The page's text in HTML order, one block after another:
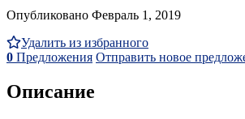
Опубликовано Февраль 1, 2019
Удалить из избранного
0 Предложения Отправить новое
Описание